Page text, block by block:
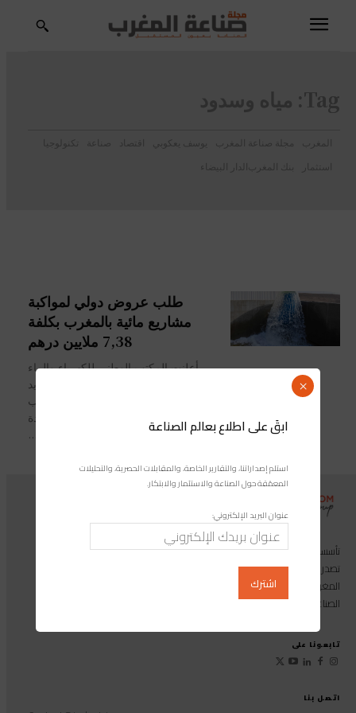
Tag: مياه وسدود
المغرب مجلة صناعة المغرب يوسف يعكوبي اقتصاد صناعة
تكنولوجيا
استثمار
بنك المغرب الدار البيضاء
طلب عروض دولي لمواكبة
مشاريع مائية بالمغرب بكلفة
7,38 ملايين درهم
أعلنت المكتب الوطني للكهرباء والماء
الصالح للشرب، عبر مديرية التزويد
والصفقات (قطاع الماء)، عن إطلاق طلب
عروض دولي يهم تقديم خدمات المساعدة
التقنية لمواكبة...
اتصل بنا
تأسست مجموعة إندوستريكوم عام 2013، وهي مجموعة إعلامية متخصصة
تصدر المجلة الرائدة المخصصة للصناعة والاستثمار والابتكار: مجلة «صناعة
المغرب»، بالإضافة إلى أول منصة رقمية موجهة لخدمة المهنيين في القطاع
الصناعي.
تابعونا على
ابقَ على اطلاع بعالم الصناعة
استلم إصداراتنا، والتقارير الخاصة، والمقابلات الحصرية، والتحليلات
المعمّقة حول الصناعة والاستثمار والابتكار.
عنوان البريد الإلكتروني:
×